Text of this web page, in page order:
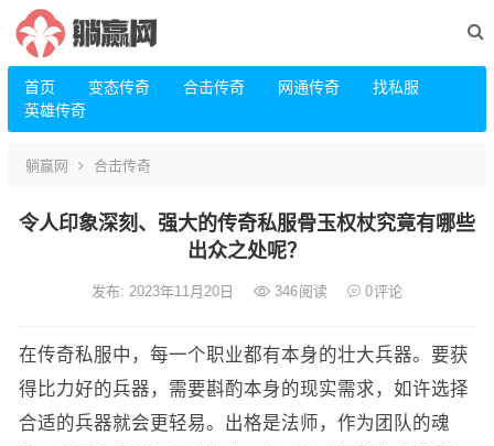
首页 变态传奇 合击传奇 网通传奇
找私服
英雄传奇
躺赢网 合击传奇
令人印象深刻、强大的传奇私服骨玉权杖究竟有哪些
出众之处呢？
发布: 2023年11月20日 346阅读 0评论
在传奇私服中，每一个职业都有本身的壮大兵器。要获
得比力好的兵器，需要斟酌本身的现实需求，如许选择
合适的兵器就会更轻易。出格是法师，作为团队的魂